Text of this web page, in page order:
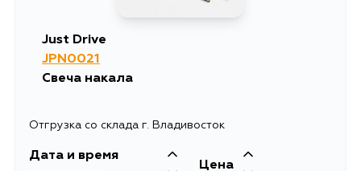
Just Drive
JPN0021
Свеча накала
Отгрузка со склада г. Владивосток
Дата и время
Цена